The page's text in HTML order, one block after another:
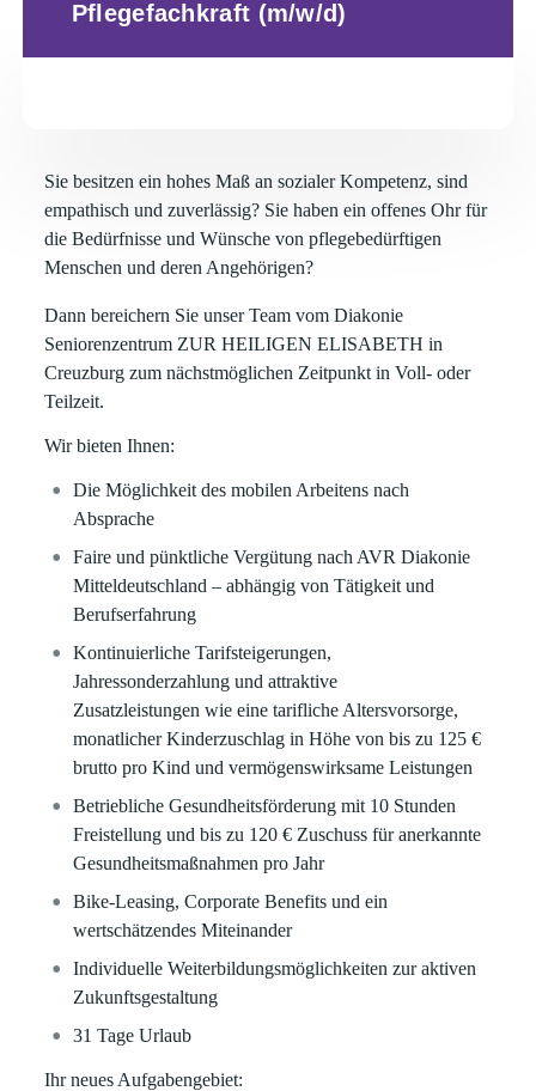
Pflegefachkraft (m/w/d)
Sie besitzen ein hohes Maß an sozialer Kompetenz, sind
empathisch und zuverlässig? Sie haben ein offenes Ohr für
die Bedürfnisse und Wünsche von pflegebedürftigen
Menschen und deren Angehörigen?
Dann bereichern Sie unser Team vomDiakonie
Seniorenzentrum ZUR HEILIGEN ELISABETHin
Creuzburg zumnächstmöglichen Zeitpunkt inVoll- oder
Teilzeit.
Wir bieten Ihnen:
Die Möglichkeit des mobilen Arbeitensnach
Absprache
Faire und pünktliche Vergütung nach AVR Diakonie
Mitteldeutschland – abhängig von Tätigkeit und
Berufserfahrung
Kontinuierliche Tarifsteigerungen,
Jahressonderzahlung und attraktive
Zusatzleistungen wie eine tarifliche Altersvorsorge,
monatlicher Kinderzuschlag in Höhe von bis zu 125 €
brutto pro Kind und vermögenswirksame Leistungen
Betriebliche Gesundheitsförderung mit 10 Stunden
Freistellung und bis zu 120 € Zuschuss für anerkannte
Gesundheitsmaßnahmen pro Jahr
Bike-Leasing, Corporate Benefits und ein
wertschätzendes Miteinander
IndividuelleWeiterbildungsmöglichkeitenzur aktiven
Zukunftsgestaltung
31 Tage Urlaub
Ihr neues Aufgabengebiet: